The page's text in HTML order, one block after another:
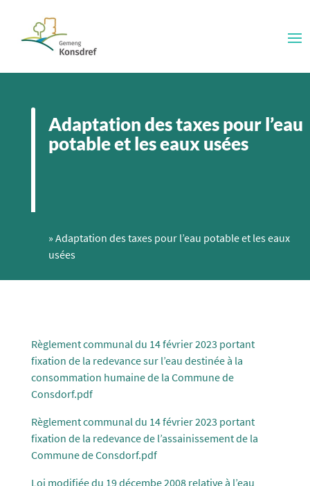
Adaptation des taxes pour l’eau
potable et les eaux usées
» Adaptation des taxes pour l’eau potable et les eaux
usées
Règlement communal du 14 février 2023 portant
fixation de la redevance sur l’eau destinée à la
consommation humaine de la Commune de
Consdorf.pdf
Règlement communal du 14 février 2023 portant
fixation de la redevance de l’assainissement de la
Commune de Consdorf.pdf
Loi modifiée du 19 décembe 2008 relative à l’eau